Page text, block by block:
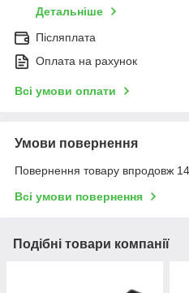
Детальніше
Післяплата
Оплата на рахунок
Всі умови оплати
Умови повернення
Повернення товару впродовж
Всі умови повернення
Подібні товари компанії